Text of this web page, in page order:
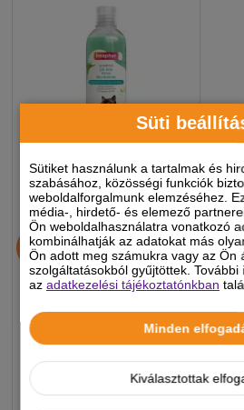
Süti
Sütiket használunk a tartalmak és
szabásához, közösségi funkciók
weboldalforgalmunk elemzéséhez.
média-, hirdető- és elemező
Ön weboldalhasználatra vonatkozó
kombinálhatják az adatokat más
Ön adott meg számukra vagy az Ön
szolgáltatásokból gyűjtöttek.
azadatkezelési tájékoztatónkban
Minden
Kiválasztottak
Beaphar Sampon Macska
Makadámia Olajjal 250ml
MACSKA2026
Készleten, várható szállítás 1-3
munkanap